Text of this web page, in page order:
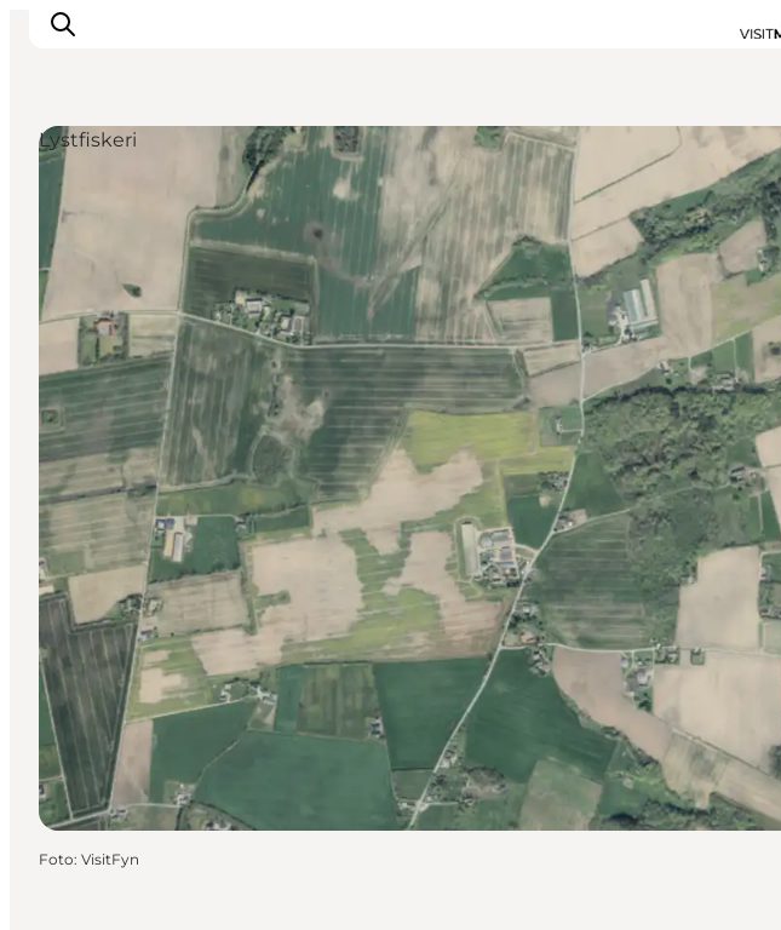
Oplevelser
Mad og drikke
Overnatning
Det Sker
Book oplevelse
Møde og Konference
Lystfiskeri
Foto: VisitFyn